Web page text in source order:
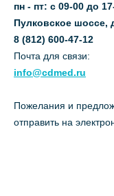
пн - пт: с 09-00 до
Пулковское шоссе,
8 (812) 600-47-12
Почта для связи:
info@cdmed.ru
Пожелания и
отправить на